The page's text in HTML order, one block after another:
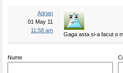
Adrian
01 May 11
11:58 am
Gaga asta si-a facut o
Nume